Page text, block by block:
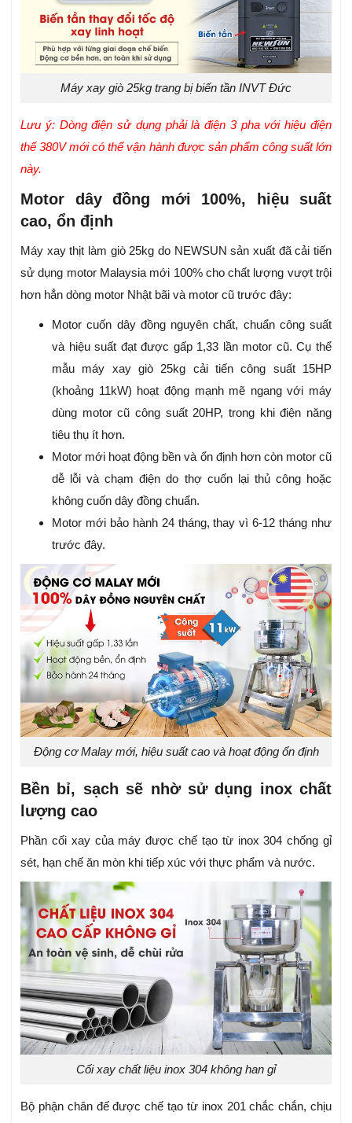
Máy xay giò 25kg trang bị biến tần INVT Đức
Lưu ý: Dòng điện sử dụng phải là điện 3 pha với hiệu điện
thế 380V mới có thể vận hành được sản phẩm công suất lớn
này.
Motor dây đồng mới 100%, hiệu suất
cao, ổn định
Máy xay thịt làm giò 25kg do NEWSUN sản xuất đã cải tiến
sử dụng motor Malaysia mới 100% cho chất lượng vượt trội
hơn hẳn dòng motor Nhật bãi và motor cũ trước đây:
Motor cuốn dây đồng nguyên chất, chuẩn công suất
và hiệu suất đạt được gấp 1,33 lần motor cũ. Cụ thể
mẫu máy xay giò 25kg cải tiến công suất 15HP
(khoảng 11kW) hoạt động mạnh mẽ ngang với máy
dùng motor cũ công suất 20HP, trong khi điện năng
tiêu thụ ít hơn.
Motor mới hoạt động bền và ổn định hơn còn motor cũ
dễ lỗi và chạm điện do thợ cuốn lại thủ công hoặc
không cuốn dây đồng chuẩn.
Motor mới bảo hành 24 tháng, thay vì 6-12 tháng như
trước đây.
Động cơ Malay mới, hiệu suất cao và hoạt động ổn định
Bền bỉ, sạch sẽ nhờ sử dụng inox chất
lượng cao
Phần cối xay của máy được chế tạo từ inox 304 chống gỉ
sét, hạn chế ăn mòn khi tiếp xúc với thực phẩm và nước.
Cối xay chất liệu inox 304 không han gỉ
Bộ phận chân đế được chế tạo từ inox 201 chắc chắn, chịu